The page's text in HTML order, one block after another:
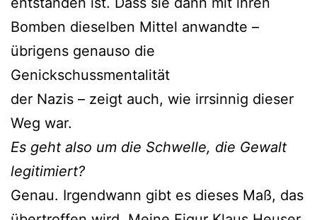
Bomben dieselben Mittel anwandte –
übrigens genauso die
Genickschussmentalität
der Nazis – zeigt auch, wie irrsinnig dieser
Weg war.
Es geht also um die Schwelle, die Gewalt
legitimiert?
Genau. Irgendwann gibt es dieses Maß, das